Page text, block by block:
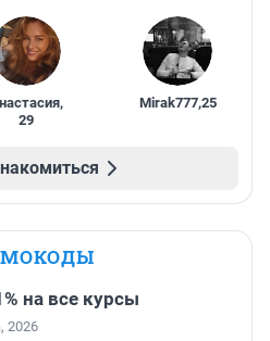
,
29
Mirak777,25
на все курсы
2026